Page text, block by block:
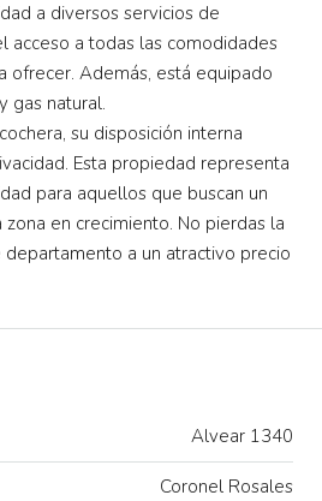
a diversos servicios de
acceso a todas las comodidades
ofrecer. Además, está equipado
gas natural.
su disposición interna
Esta propiedad representa
para aquellos que buscan un
en crecimiento. No pierdas la
a un atractivo precio
Alvear 1340
Coronel Rosales